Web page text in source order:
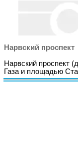
Нарвский проспект
Нарвский проспект
Газа и площадью